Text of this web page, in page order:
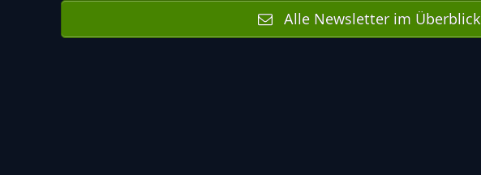
Alle Newsletter im Überblick